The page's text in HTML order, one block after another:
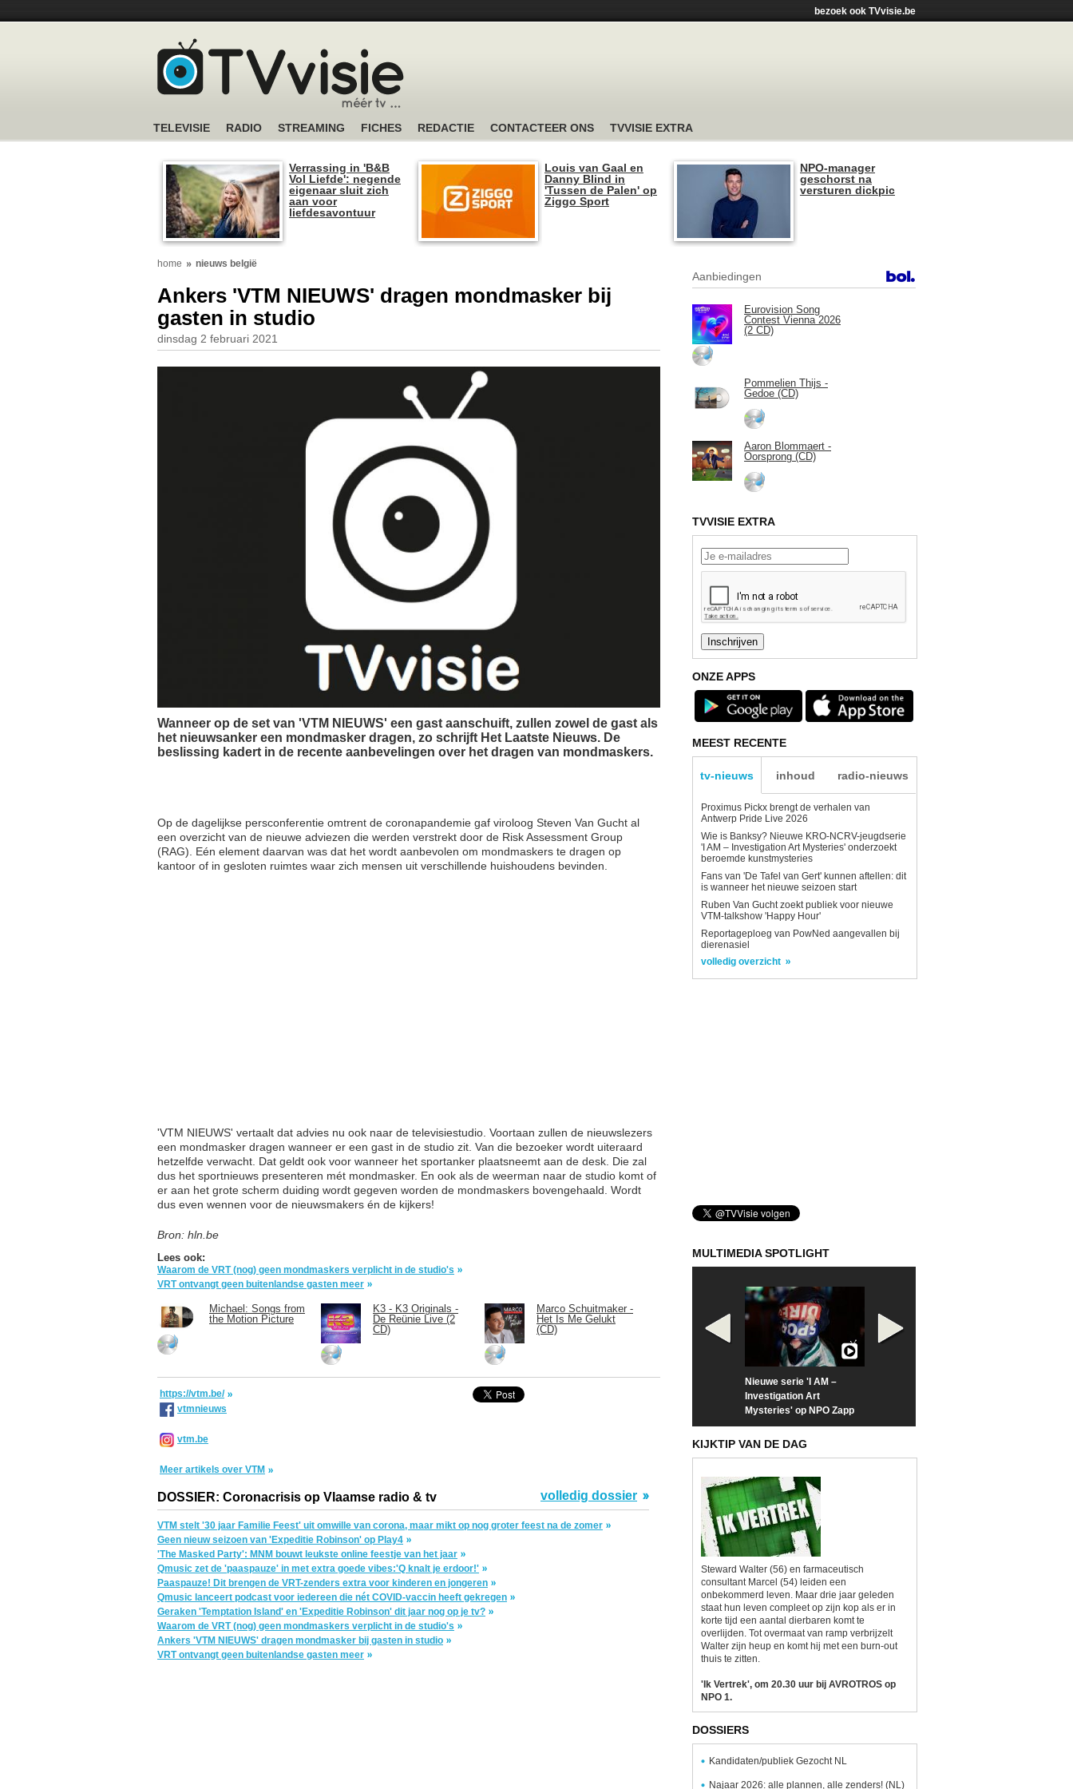
bezoek ook TVvisie.be
TELEVISIE RADIO STREAMING FICHES REDACTIE CONTACTEER ONS TVVISIE EXTRA
Verrassing in 'B&B
Vol Liefde': negende
eigenaar sluit zich
aan voor
liefdesavontuur
Louis van Gaal en
Danny Blind in
'Tussen de Palen' op
Ziggo Sport
NPO-manager
geschorst na
versturen dickpic
home nieuws belgië
Ankers 'VTM NIEUWS' dragen mondmasker bij
gasten in studio
dinsdag 2 februari 2021
Wanneer op de set van 'VTM NIEUWS' een gast aanschuift, zullen zowel de gast als
het nieuwsanker een mondmasker dragen, zo schrijft Het Laatste Nieuws. De
beslissing kadert in de recente aanbevelingen over het dragen van mondmaskers.
Op de dagelijkse persconferentie omtrent de coronapandemie gaf viroloog Steven Van Gucht al
een overzicht van de nieuwe adviezen die werden verstrekt door de Risk Assessment Group
(RAG). Eén element daarvan was dat het wordt aanbevolen om mondmaskers te dragen op
kantoor of in gesloten ruimtes waar zich mensen uit verschillende huishoudens bevinden.
'VTM NIEUWS' vertaalt dat advies nu ook naar de televisiestudio. Voortaan zullen de nieuwslezers
een mondmasker dragen wanneer er een gast in de studio zit. Van die bezoeker wordt uiteraard
hetzelfde verwacht. Dat geldt ook voor wanneer het sportanker plaatsneemt aan de desk. Die zal
dus het sportnieuws presenteren mét mondmasker. En ook als de weerman naar de studio komt of
er aan het grote scherm duiding wordt gegeven worden de mondmaskers bovengehaald. Wordt
dus even wennen voor de nieuwsmakers én de kijkers!
Bron: hln.be
Lees ook:
Waarom de VRT (nog) geen mondmaskers verplicht in de studio's
VRT ontvangt geen buitenlandse gasten meer
Michael: Songs from
the Motion Picture
K3 - K3 Originals -
De Reünie Live (2
CD)
Marco Schuitmaker -
Het Is Me Gelukt
(CD)
https://vtm.be/
vtmnieuws
vtm.be
Meer artikels over VTM
DOSSIER: Coronacrisis op Vlaamse radio & tv volledig dossier
VTM stelt '30 jaar Familie Feest' uit omwille van corona, maar mikt op nog groter feest na de zomer
Geen nieuw seizoen van 'Expeditie Robinson' op Play4
'The Masked Party': MNM bouwt leukste online feestje van het jaar
Qmusic zet de 'paaspauze' in met extra goede vibes:'Q knalt je erdoor!'
Paaspauze! Dit brengen de VRT-zenders extra voor kinderen en jongeren
Qmusic lanceert podcast voor iedereen die nét COVID-vaccin heeft gekregen
Geraken 'Temptation Island' en 'Expeditie Robinson' dit jaar nog op je tv?
Waarom de VRT (nog) geen mondmaskers verplicht in de studio's
Ankers 'VTM NIEUWS' dragen mondmasker bij gasten in studio
VRT ontvangt geen buitenlandse gasten meer
Aanbiedingen
Eurovision Song
Contest Vienna 2026
(2 CD)
Pommelien Thijs -
Gedoe (CD)
Aaron Blommaert -
Oorsprong (CD)
TVVISIE EXTRA
ONZE APPS
MEEST RECENTE
tv-nieuws inhoud radio-nieuws
Proximus Pickx brengt de verhalen van
Antwerp Pride Live 2026
Wie is Banksy? Nieuwe KRO-NCRV-jeugdserie
'I AM – Investigation Art Mysteries' onderzoekt
beroemde kunstmysteries
Fans van 'De Tafel van Gert' kunnen aftellen: dit
is wanneer het nieuwe seizoen start
Ruben Van Gucht zoekt publiek voor nieuwe
VTM-talkshow 'Happy Hour'
Reportageploeg van PowNed aangevallen bij
dierenasiel
volledig overzicht
MULTIMEDIA SPOTLIGHT
Nieuwe serie 'I AM –
Investigation Art
Mysteries' op NPO Zapp
KIJKTIP VAN DE DAG
Steward Walter (56) en farmaceutisch
consultant Marcel (54) leiden een
onbekommerd leven. Maar drie jaar geleden
staat hun leven compleet op zijn kop als er in
korte tijd een aantal dierbaren komt te
overlijden. Tot overmaat van ramp verbrijzelt
Walter zijn heup en komt hij met een burn-out
thuis te zitten.
'Ik Vertrek', om 20.30 uur bij AVROTROS op
NPO 1.
DOSSIERS
Kandidaten/publiek Gezocht NL
Najaar 2026: alle plannen, alle zenders! (NL)